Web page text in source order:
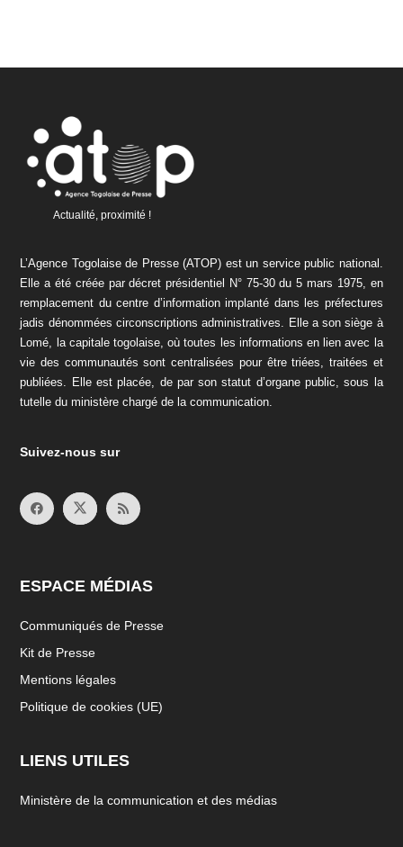
Actualité, proximité !
L’Agence Togolaise de Presse (ATOP) est un service public national.
Elle a été créée par décret présidentiel N° 75-30 du 5 mars 1975, en
remplacement du centre d’information implanté dans les préfectures
jadis dénommées circonscriptions administratives. Elle a son siège à
Lomé, la capitale togolaise, où toutes les informations en lien avec la
vie des communautés sont centralisées pour être triées, traitées et
publiées. Elle est placée, de par son statut d’organe public, sous la
tutelle du ministère chargé de la communication.
Suivez-nous sur
ESPACE MÉDIAS
Communiqués de Presse
Kit de Presse
Mentions légales
Politique de cookies (UE)
LIENS UTILES
Ministère de la communication et des médias